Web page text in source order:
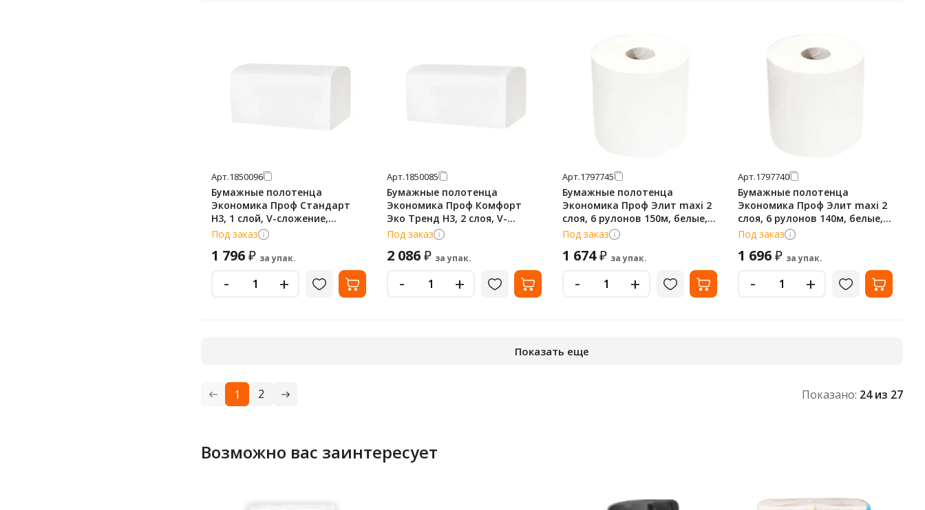
Арт.1850096
Бумажные полотенца
Экономика Проф Стандарт
H3, 1 слой, V-сложение,
200лист, белые, 20 пачек,
Т-0201
Под заказ
1 796₽ за упак.
- +
Арт.1850085
Бумажные полотенца
Экономика Проф Комфорт
Эко Тренд H3, 2 слоя, V-
сложение, 200лист, белые, 20
пачек, Т-0231
Под заказ
2 086₽ за упак.
- +
Арт.1797745
Бумажные полотенца
Экономика Проф Элит maxi 2
слоя, 6 рулонов 150м, белые,
Т-0177
Под заказ
1 674₽ за упак.
- +
Арт.1797740
Бумажные полотенца
Экономика Проф Элит maxi 2
слоя, 6 рулонов 140м, белые,
Т-0117
Под заказ
1 696₽ за упак.
- +
Показать еще
1 2 Показано: 24из 27
Возможно вас заинтересует